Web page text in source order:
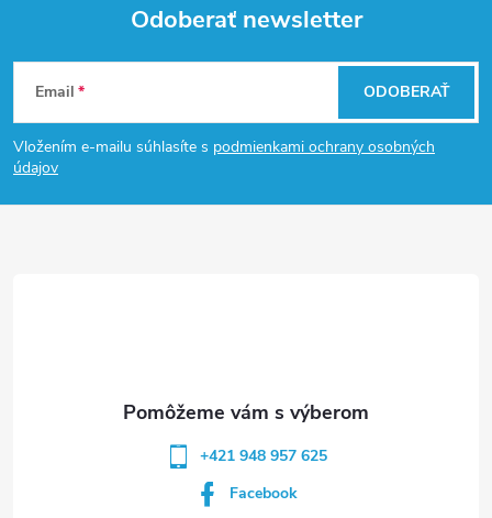
Z
á
p
Odoberať newsletter
Email
Vložením e-mailu súhlasíte s podmienkami ochrany osobných
údajov
ODOBERAŤ
+421 948 957 625
Facebook